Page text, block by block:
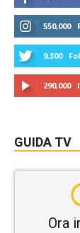
550,000
9,300
290,000
GUIDA TV
Ora